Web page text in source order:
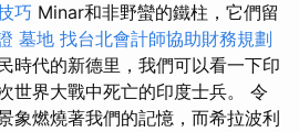
巧 Minar和非野蠻的鐵柱，它們留
墓地 找台北會計師協助財務規劃
時代的新德里，我們可以看一下印
世界大戰中死亡的印度士兵。 令
象燃燒著我們的記憶，而希拉波利